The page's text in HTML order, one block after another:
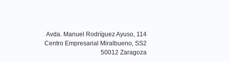
Avda. Manuel Rodríguez Ayuso, 114
Centro Empresarial Miralbueno, SS2
50012 Zaragoza